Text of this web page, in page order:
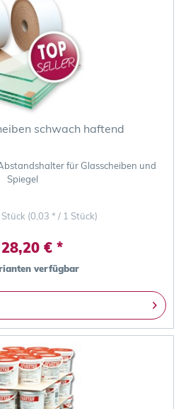
schwach haftend
für Glasscheiben und
Spiegel
(0,03 * / 1 Stück)
€ *
verfügbar